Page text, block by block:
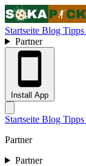
Startseite Blog Tipps
Partner
Install App
Startseite Blog Tipps
Partner
Partner